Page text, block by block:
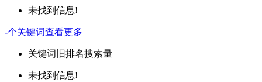
未找到信息!
-个关键词查看更多
关键词 旧排名搜索量
未找到信息!